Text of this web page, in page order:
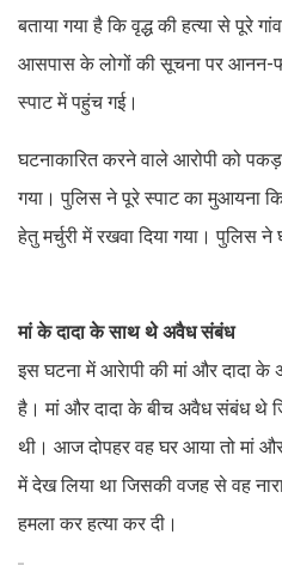
बताया गया है कि वृद्ध की हत्या से पूरे
आसपास के लोगों की सूचना पर आनन-
स्पाट में पहुंच गई।
घटनाकारित करने वाले आरोपी को
गया। पुलिस ने पूरे स्पाट का मुआयना
हेतु मर्चुरी में रखवा दिया गया। पुलिस
मां के दादा के साथ थे अवैध संबंध
इस घटना में आरेापी की मां और दादा
है। मां और दादा के बीच अवैध संबंध थे
थी। आज दोपहर वह घर आया तो मां
में देख लिया था जिसकी वजह से वह
हमला कर हत्या कर दी।